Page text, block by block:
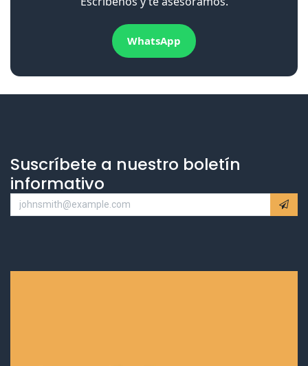
WhatsApp
Suscríbete a nuestro boletín
informativo